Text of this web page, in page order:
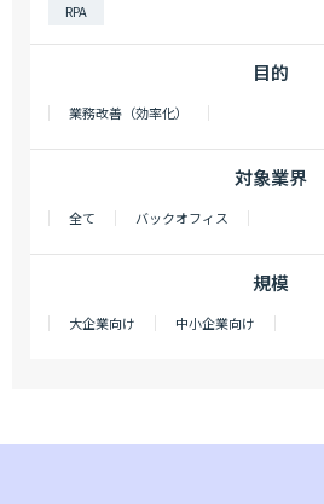
RPA
目的
業務改善（効率化）
対象業界
全て バックオフィス
規模
大企業向け 中小企業向け